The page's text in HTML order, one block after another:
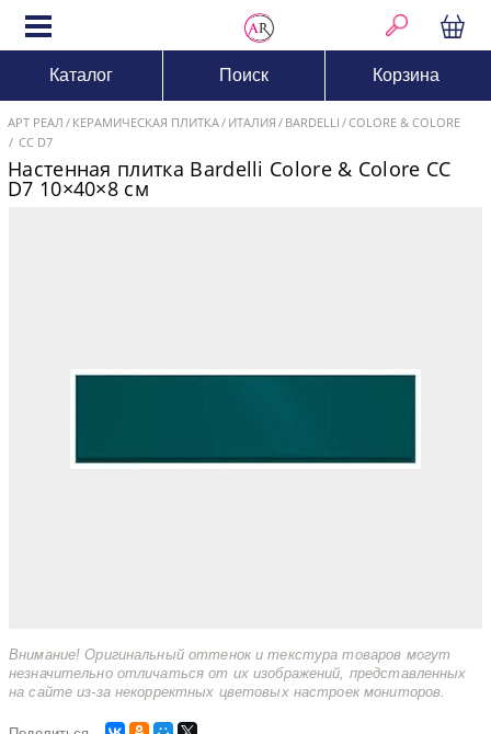
Каталог Поиск Корзина
АРТ РЕАЛ КЕРАМИЧЕСКАЯ ПЛИТКА ИТАЛИЯ BARDELLI COLORE & COLORE
CC D7
Настенная плитка Bardelli Colore & Colore CC
D7 10×40×8 см
Внимание! Оригинальный оттенок и текстура товаров могут
незначительно отличаться от их изображений, представленных
на сайте из-за некорректных цветовых настроек мониторов.